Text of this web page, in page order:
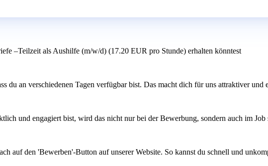
–Teilzeit als Aushilfe (m/w/d) (17.20 EUR pro Stunde) erhalten könntest
du an verschiedenen Tagen verfügbar bist. Das macht dich für uns attraktiver
und engagiert bist, wird das nicht nur bei der Bewerbung, sondern auch im
auf den 'Bewerben'-Button auf unserer Website. So kannst du schnell und